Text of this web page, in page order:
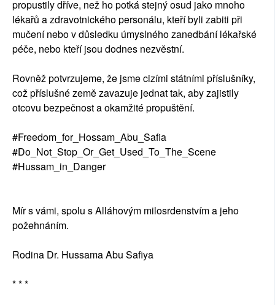
propustily dříve, než ho potká stejný osud jako mnoho
lékařů a zdravotnického personálu, kteří byli zabiti při
mučení nebo v důsledku úmyslného zanedbání lékařské
péče, nebo kteří jsou dodnes nezvěstní.
Rovněž potvrzujeme, že jsme cizími státními příslušníky,
což příslušné země zavazuje jednat tak, aby zajistily
otcovu bezpečnost a okamžité propuštění.
#Freedom_for_Hossam_Abu_Safia
#Do_Not_Stop_Or_Get_Used_To_The_Scene
#Hussam_in_Danger
Mír s vámi, spolu s Alláhovým milosrdenstvím a jeho
požehnáním.
Rodina Dr. Hussama Abu Safiya
* * *